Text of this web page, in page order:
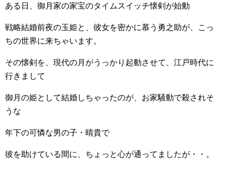
ある日、御月家の家宝のタイムスイッチ懐剣が始動
戦略結婚前夜の玉姫と、彼女を密かに慕う勇之助が、こっ
ちの世界に来ちゃいます。
その懐剣を、現代の月がうっかり起動させて、江戸時代に
行きまして
御月の姫として結婚しちゃったのが、お家騒動で殺されそ
うな
年下の可憐な男の子・晴貴で
彼を助けている間に、ちょっと心が通ってましたが・・。